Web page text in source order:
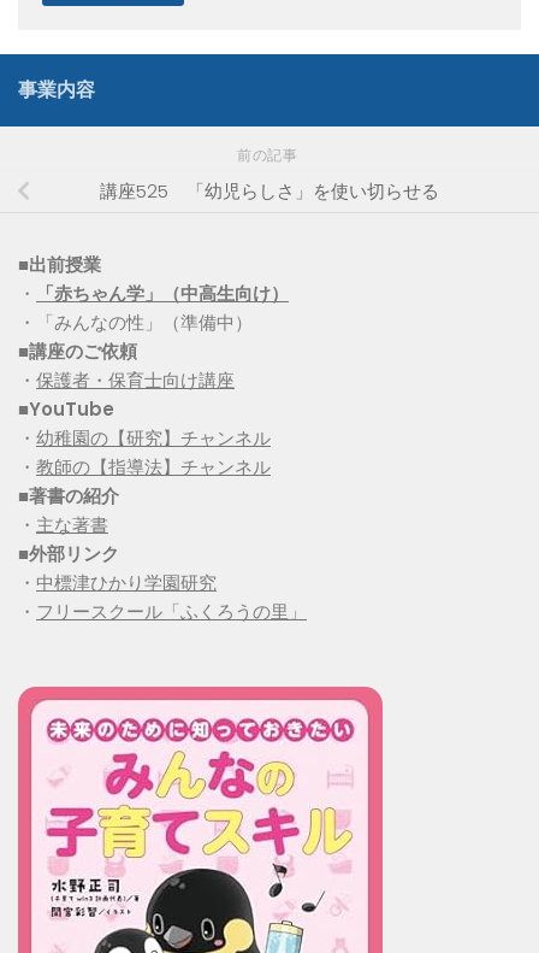
事業内容
前の記事
講座525 「幼児らしさ」を使い切らせる
■出前授業
・
「赤ちゃん学」（中高生向け）
・「みんなの性」（準備中）
■講座のご依頼
・ 保護者・保育士向け講座
■YouTube
・ 幼稚園の【研究】チャンネル
・ 教師の【指導法】チャンネル
■著書の紹介
・ 主な著書
■外部リンク
・ 中標津ひかり学園研究
・ フリースクール「ふくろうの里」